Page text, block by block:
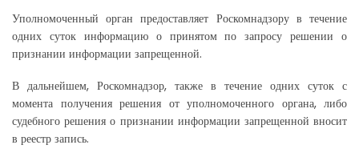
Уполномоченный орган предоставляет Роскомнадзору в течение
одних суток информацию о принятом по запросу решении о
признании информации запрещенной.
В дальнейшем, Роскомнадзор, также в течение одних суток с
момента получения решения от уполномоченного органа, либо
судебного решения о признании информации запрещенной вносит
в реестр запись.